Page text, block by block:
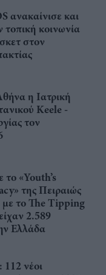
ανακαίνισε και
κοινωνία
στον
η Ιατρική
Keele -
τον
«Youth’s
της Πειραιώς
με το The Tipping
2.589
Ελλάδα
νέοι